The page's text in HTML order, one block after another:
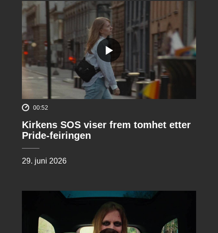
00:52
Kirkens SOS viser frem tomhet etter
Pride-feiringen
29. juni 2026